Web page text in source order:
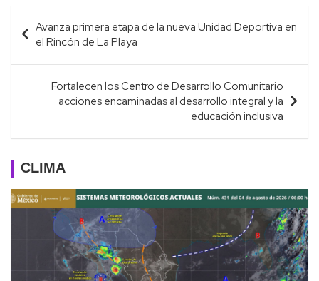
Navegación
de
entradas
Avanza primera etapa de la nueva Unidad Deportiva en
el Rincón de La Playa
Fortalecen los Centro de Desarrollo Comunitario
acciones encaminadas al desarrollo integral y la
educación inclusiva
CLIMA